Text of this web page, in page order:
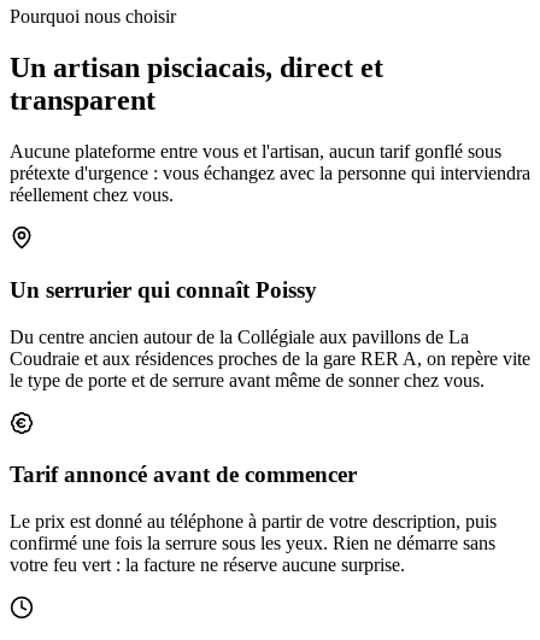
Pourquoi nous choisir
Un artisan pisciacais, direct et
transparent
Aucune plateforme entre vous et l'artisan, aucun tarif gonflé sous
prétexte d'urgence : vous échangez avec la personne qui interviendra
réellement chez vous.
Un serrurier qui connaît Poissy
Du centre ancien autour de la Collégiale aux pavillons de La
Coudraie et aux résidences proches de la gare RER A, on repère vite
le type de porte et de serrure avant même de sonner chez vous.
Tarif annoncé avant de commencer
Le prix est donné au téléphone à partir de votre description, puis
confirmé une fois la serrure sous les yeux. Rien ne démarre sans
votre feu vert : la facture ne réserve aucune surprise.